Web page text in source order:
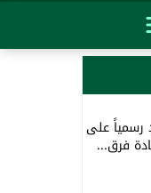
رسمياً على
فرق...